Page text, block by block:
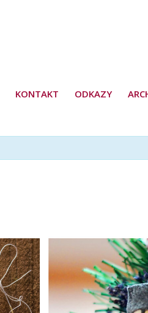
KONTAKT ODKAZY